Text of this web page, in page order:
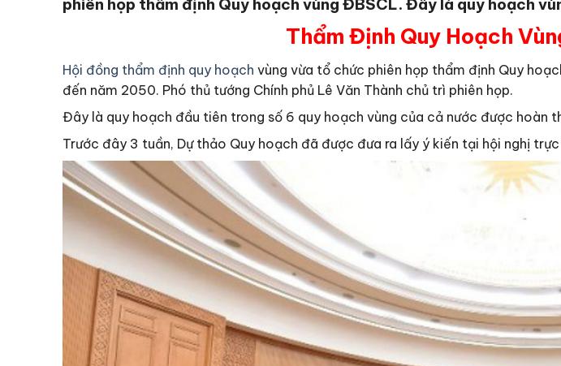
phiên họp thẩm định Quy hoạch vùng ĐBSCL. Đây là quy hoạch
Thẩm Định Quy Hoạch
Hội đồng thẩm định quy hoạch vùng vừa tổ chức phiên họp thẩm định Quy
đến năm 2050. Phó thủ tướng Chính phủ Lê Văn Thành chủ trì phiên họp.
Đây là quy hoạch đầu tiên trong số 6 quy hoạch vùng của cả nước được hoàn
Trước đây 3 tuần, Dự thảo Quy hoạch đã được đưa ra lấy ý kiến tại hội nghị